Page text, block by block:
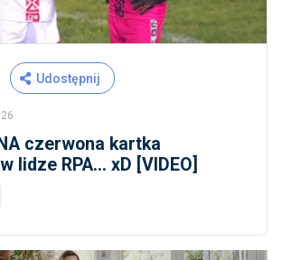
Udostępnij
czerwona kartka
lidze RPA... xD [VIDEO]